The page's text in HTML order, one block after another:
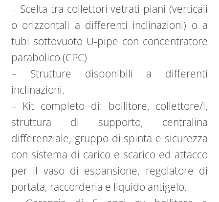
– Scelta tra collettori vetrati piani (verticali
o orizzontali a differenti inclinazioni) o a
tubi sottovuoto U-pipe con concentratore
parabolico (CPC)
– Strutture disponibili a differenti
inclinazioni.
– Kit completo di: bollitore, collettore/i,
struttura di supporto, centralina
differenziale, gruppo di spinta e sicurezza
con sistema di carico e scarico ed attacco
per il vaso di espansione, regolatore di
portata, raccorderia e liquido antigelo.